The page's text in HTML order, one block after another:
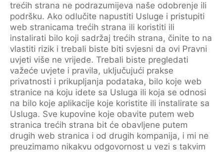
trećih strana ne podrazumijeva naše odobrenje ili
podršku. Ako odlučite napustiti Usluge i pristupiti
web stranicama trećih strana ili koristiti ili
instalirati bilo koji sadržaj trećih strana, činite to na
vlastiti rizik i trebali biste biti svjesni da ovi Pravni
uvjeti više ne vrijede. Trebali biste pregledati
važeće uvjete i pravila, uključujući prakse
privatnosti i prikupljanja podataka, bilo koje web
stranice na koju idete sa Usluga ili koja se odnosi
na bilo koje aplikacije koje koristite ili instalirate sa
Usluga. Sve kupovine koje obavite putem web
stranica trećih strana bit će obavljene putem
drugih web stranica i od drugih kompanija, i mi ne
preuzimamo nikakvu odgovornost u vezi s takvim